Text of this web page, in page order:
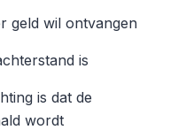
geld wil ontvangen
is
is dat de
wordt